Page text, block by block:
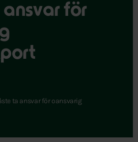
för
ta ansvar för oansvarig